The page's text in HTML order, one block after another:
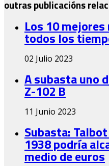
outras publicacións
Los 10
todos los
02 Julio 2023
A subasta uno
Z-102 B
11 Junio 2023
Subasta:
1938 podría
medio de euros